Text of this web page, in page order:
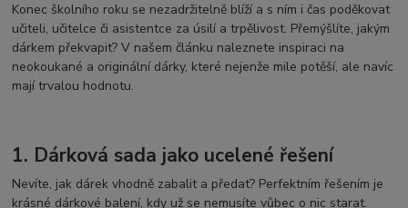
Konec školního roku se nezadržitelně blíží a s ním i čas poděkovat
učiteli, učitelce či asistentce za úsilí a trpělivost. Přemýšlíte, jakým
dárkem překvapit? V našem článku naleznete inspiraci na
neokoukané a originální dárky, které nejenže mile potěší, ale navíc
mají trvalou hodnotu.
1. Dárková sada jako ucelené řešení
Nevíte, jak dárek vhodně zabalit a předat? Perfektním řešením je
krásné dárkové balení, kdy už se nemusíte vůbec o nic starat.